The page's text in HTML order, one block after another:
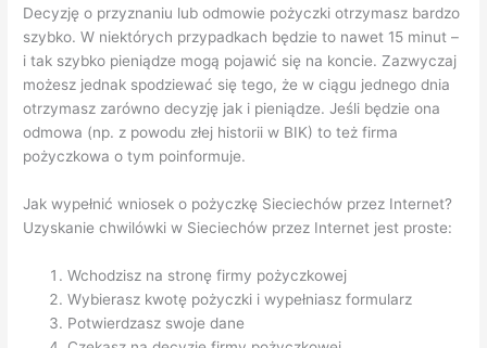
Decyzję o przyznaniu lub odmowie pożyczki otrzymasz bardzo
szybko. W niektórych przypadkach będzie to nawet 15 minut –
i tak szybko pieniądze mogą pojawić się na koncie. Zazwyczaj
możesz jednak spodziewać się tego, że w ciągu jednego dnia
otrzymasz zarówno decyzję jak i pieniądze. Jeśli będzie ona
odmowa (np. z powodu złej historii w BIK) to też firma
pożyczkowa o tym poinformuje.
Jak wypełnić wniosek o pożyczkę Sieciechów przez Internet?
Uzyskanie chwilówki w Sieciechów przez Internet jest proste:
Wchodzisz na stronę firmy pożyczkowej
Wybierasz kwotę pożyczki i wypełniasz formularz
Potwierdzasz swoje dane